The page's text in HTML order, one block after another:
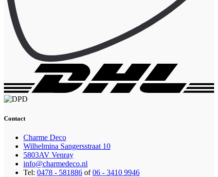
Contact
Charme Deco
Wilhelmina Sangersstraat 10
5803AV Venray
info@charmedeco.nl
Tel: 0478 - 581886 of06 - 3410 9946